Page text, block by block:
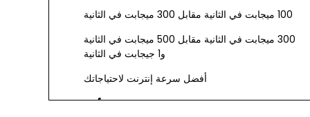
100 ميجابت في الثانية مقابل 300 ميجابت في الثانية
300 ميجابت في الثانية مقابل 500 ميجابت في الثانية
و1 جيجابت في الثانية
أفضل سرعة إنترنت لاحتياجاتك
سرعة الإنترنت للبث والألعاب